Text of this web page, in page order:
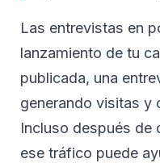
Las entrevistas en
lanzamiento de tu
publicada, una
generando visitas y
Incluso después de
ese tráfico puede